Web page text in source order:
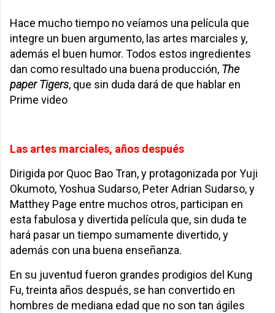
Hace mucho tiempo no veíamos una película que
integre un buen argumento, las artes marciales y,
además el buen humor. Todos estos ingredientes
dan como resultado una buena producción, The
paper Tigers, que sin duda dará de que hablar en
Prime video
Las artes marciales, años después
Dirigida por Quoc Bao Tran, y protagonizada por Yuji
Okumoto, Yoshua Sudarso, Peter Adrian Sudarso, y
Matthey Page entre muchos otros, participan en
esta fabulosa y divertida película que, sin duda te
hará pasar un tiempo sumamente divertido, y
además con una buena enseñanza.
En su juventud fueron grandes prodigios del Kung
Fu, treinta años después, se han convertido en
hombres de mediana edad que no son tan ágiles